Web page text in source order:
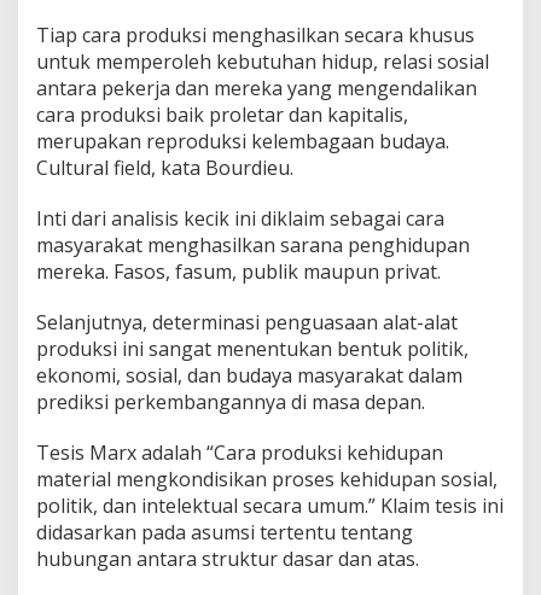
Tiap cara produksi menghasilkan secara khusus
untuk memperoleh kebutuhan hidup, relasi sosial
antara pekerja dan mereka yang mengendalikan
cara produksi baik proletar dan kapitalis,
merupakan reproduksi kelembagaan budaya.
Cultural field, kata Bourdieu.
Inti dari analisis kecik ini diklaim sebagai cara
masyarakat menghasilkan sarana penghidupan
mereka. Fasos, fasum, publik maupun privat.
Selanjutnya, determinasi penguasaan alat-alat
produksi ini sangat menentukan bentuk politik,
ekonomi, sosial, dan budaya masyarakat dalam
prediksi perkembangannya di masa depan.
Tesis Marx adalah “Cara produksi kehidupan
material mengkondisikan proses kehidupan sosial,
politik, dan intelektual secara umum.” Klaim tesis ini
didasarkan pada asumsi tertentu tentang
hubungan antara struktur dasar dan atas.